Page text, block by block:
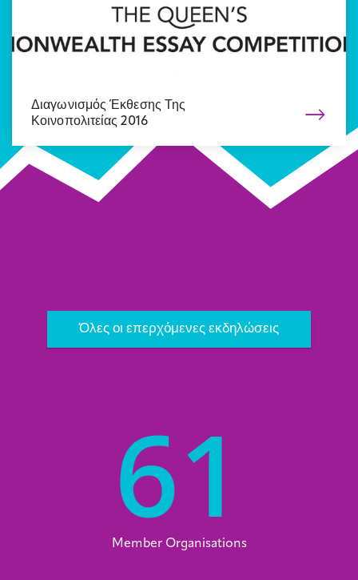
Διαγωνισμός Έκθεσης Της
Κοινοπολιτείας 2016
Όλες οι επερχόμενες εκδηλώσεις
61
Member Organisations